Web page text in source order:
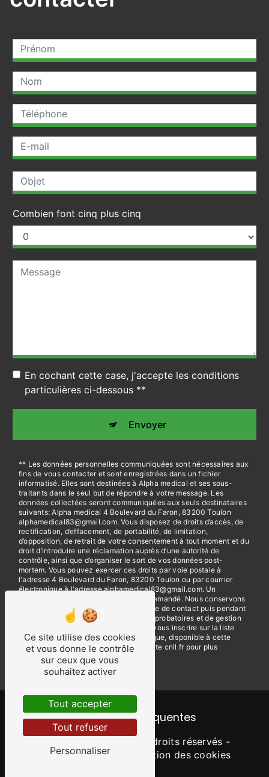
Combien font cinq plus cinq
En cochant cette case, j'accepte les conditions
particulières ci-dessous **
Envoyer
** Les données personnelles communiquées sont nécessaires aux
fins de vous contacter et sont enregistrées dans un fichier
informatisé. Elles sont destinées à Alpha medical et ses sous-
traitants dans le seul but de répondre à votre message. Les
données collectées seront communiquées aux seuls destinataires
suivants: Alpha medical 4 Boulevard du Faron, 83200 Toulon
alphamedical83@gmail.com. Vous disposez de droits d’accès, de
rectification, d’effacement, de portabilité, de limitation,
d’opposition, de retrait de votre consentement à tout moment et du
droit d’introduire une réclamation auprès d’une autorité de
contrôle, ainsi que d’organiser le sort de vos données post-
mortem. Vous pouvez exercer ces droits par voie postale à
l'adresse 4 Boulevard du Faron, 83200 Toulon ou par courrier
électronique à l'adresse alphamedical83@gmail.com. Un
justificatif d'identité pourra vous être demandé. Nous conservons
vos données pendant la période de prise de contact puis pendant
la durée de prescription légale aux fins probatoires et de gestion
des contentieux. Vous avez le droit de vous inscrire sur la liste
d'opposition au démarchage téléphonique, disponible à cette
adresse: Bloctel.gouv.fr. Consultez le site cnil.fr pour plus
d’informations sur vos droits.
Recherches fréquentes
- 2026 - Tous droits réservés -
Mentions légales
Gestion des cookies
Ce site utilise des cookies
et vous donne le contrôle
sur ceux que vous
souhaitez activer
Tout accepter
Tout refuser
Personnaliser